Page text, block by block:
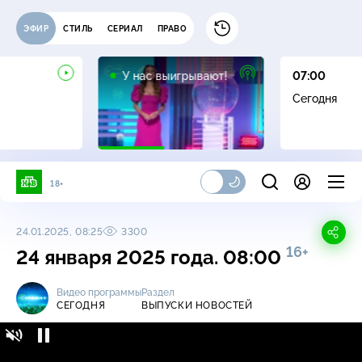
ЭФИР СТИЛЬ СЕРИАЛ ПРАВО
У нас выигрывают!
12+
07:00
Сегодня
18+
24.01.2025, 08:25 3300
24 января 2025 года. 08:00 16+
Видео программы
СЕГОДНЯ
Раздел
ВЫПУСКИ НОВОСТЕЙ